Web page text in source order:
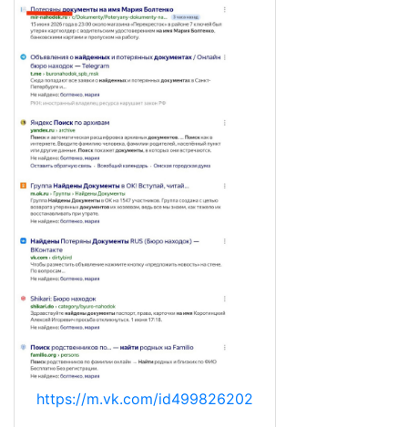
https://m.vk.com/id499826202